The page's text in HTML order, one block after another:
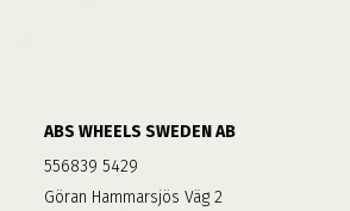
ABS WHEELS SWEDEN AB
556839 5429
Göran Hammarsjös Väg 2